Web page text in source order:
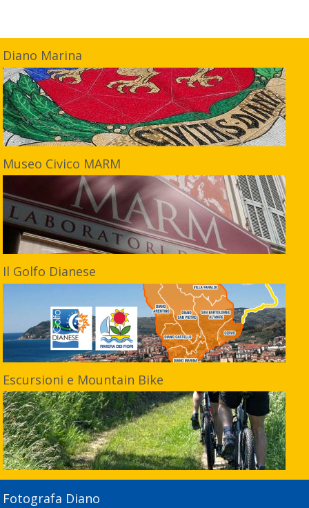
Diano Marina
Museo Civico MARM
Il Golfo Dianese
Escursioni e Mountain Bike
Fotografa Diano